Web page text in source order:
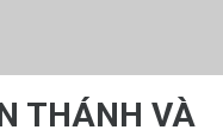
THÁNH VÀ